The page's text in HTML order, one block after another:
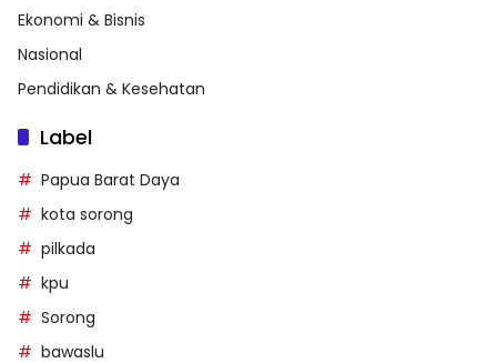
Ekonomi & Bisnis
Nasional
Pendidikan & Kesehatan
Label
Papua Barat Daya
kota sorong
pilkada
kpu
Sorong
bawaslu